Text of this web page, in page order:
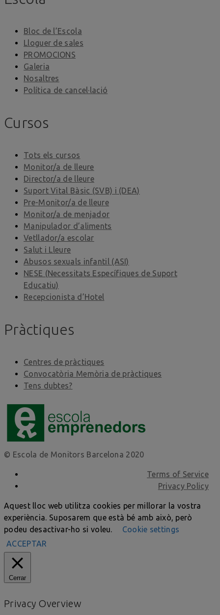
Bloc de l’Escola
Lloguer de sales
PROMOCIONS
Galeria
Nosaltres
Política de cancel·lació
Cursos
Tots els cursos
Monitor/a de lleure
Director/a de lleure
Suport Vital Bàsic (SVB) i (DEA)
Pre-Monitor/a de lleure
Monitor/a de menjador
Manipulador d’aliments
Vetllador/a escolar
Salut i Lleure
Abusos sexuals infantil (ASI)
NESE (Necessitats Específiques de Suport
Educatiu)
Recepcionista d’Hotel
Pràctiques
Centres de pràctiques
Convocatòria Memòria de pràctiques
Tens dubtes?
© Escola de Monitors Barcelona 2020
Terms of Service
Privacy Policy
Aquest lloc web utilitza cookies per millorar la vostra
experiència. Suposarem que està bé amb això, però
podeu desactivar-ho si voleu.
Cookie settings
ACCEPTAR
Cerrar
Privacy Overview